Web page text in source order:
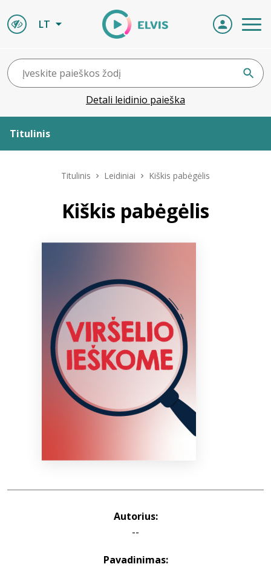
LT
Detali leidinio paieška
Titulinis
Bibliotekoms
info@elvislab.lt
Titulinis Leidiniai Kiškis pabėgėlis
Kiškis pabėgėlis
Autorius:
--
Pavadinimas: